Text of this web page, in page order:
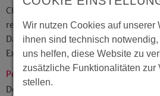
Chance,
regelmäßigen Gesprächen in
Daneben gibt es die Möglichkeit an
Exerzitien oder Oasentagen
Persönliches Gesundheitscoaching
Der Fachbereich
Wir nutzen Cookies auf unserer
ihnen sind technisch
uns helfen, diese Website zu
zusätzliche Funktionalitäten zur
stellen.